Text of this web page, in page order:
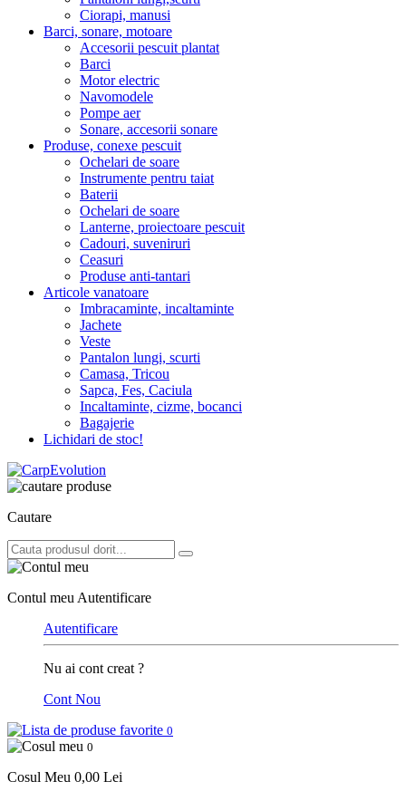
Ciorapi, manusi
Barci, sonare, motoare
Accesorii pescuit plantat
Barci
Motor electric
Navomodele
Pompe aer
Sonare, accesorii sonare
Produse, conexe pescuit
Ochelari de soare
Instrumente pentru taiat
Baterii
Ochelari de soare
Lanterne, proiectoare pescuit
Cadouri, suveniruri
Ceasuri
Produse anti-tantari
Articole vanatoare
Imbracaminte, incaltaminte
Jachete
Veste
Pantalon lungi, scurti
Camasa, Tricou
Sapca, Fes, Caciula
Incaltaminte, cizme, bocanci
Bagajerie
Lichidari de stoc!
Cautare
Contul meu Autentificare
Autentificare
Nu ai cont creat ?
Cont Nou
0
0
Cosul Meu 0,00 Lei